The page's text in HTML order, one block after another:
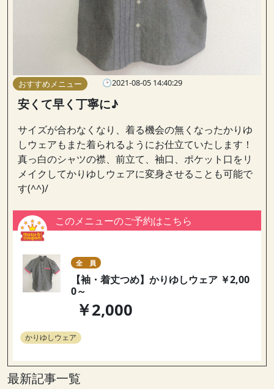
おすすめメニュー 🕑2021-08-05 14:40:29
安くて早く丁寧に♪
サイズが合わなくなり、着る機会の無くなったかりゆ
しウェアもまた着られるようにお仕立ていたします！
真っ白のシャツの襟、前立て、袖口、ポケット口をリ
メイクしてかりゆしウェアに変身させることも可能で
す(^^)/
このメニューのご予約はこちら
全 員
【袖・着丈つめ】かりゆしウェア ￥2,00
0～
￥2,000
かりゆしウェア
最新記事一覧